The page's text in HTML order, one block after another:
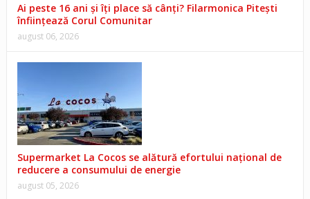
Ai peste 16 ani și îți place să cânți? Filarmonica Pitești
înființează Corul Comunitar
august 06, 2026
Supermarket La Cocos se alătură efortului național de
reducere a consumului de energie
august 05, 2026